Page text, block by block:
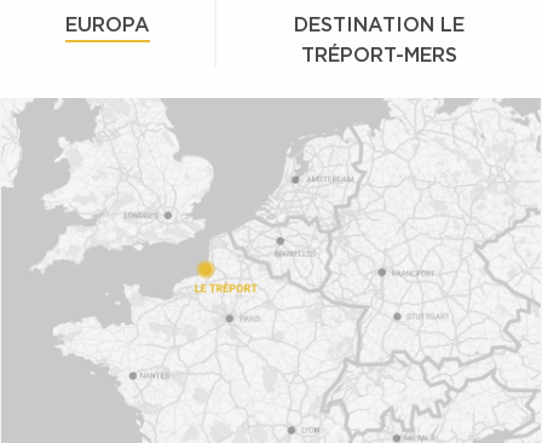
EUROPA
DESTINATION LE
TRÉPORT-MERS